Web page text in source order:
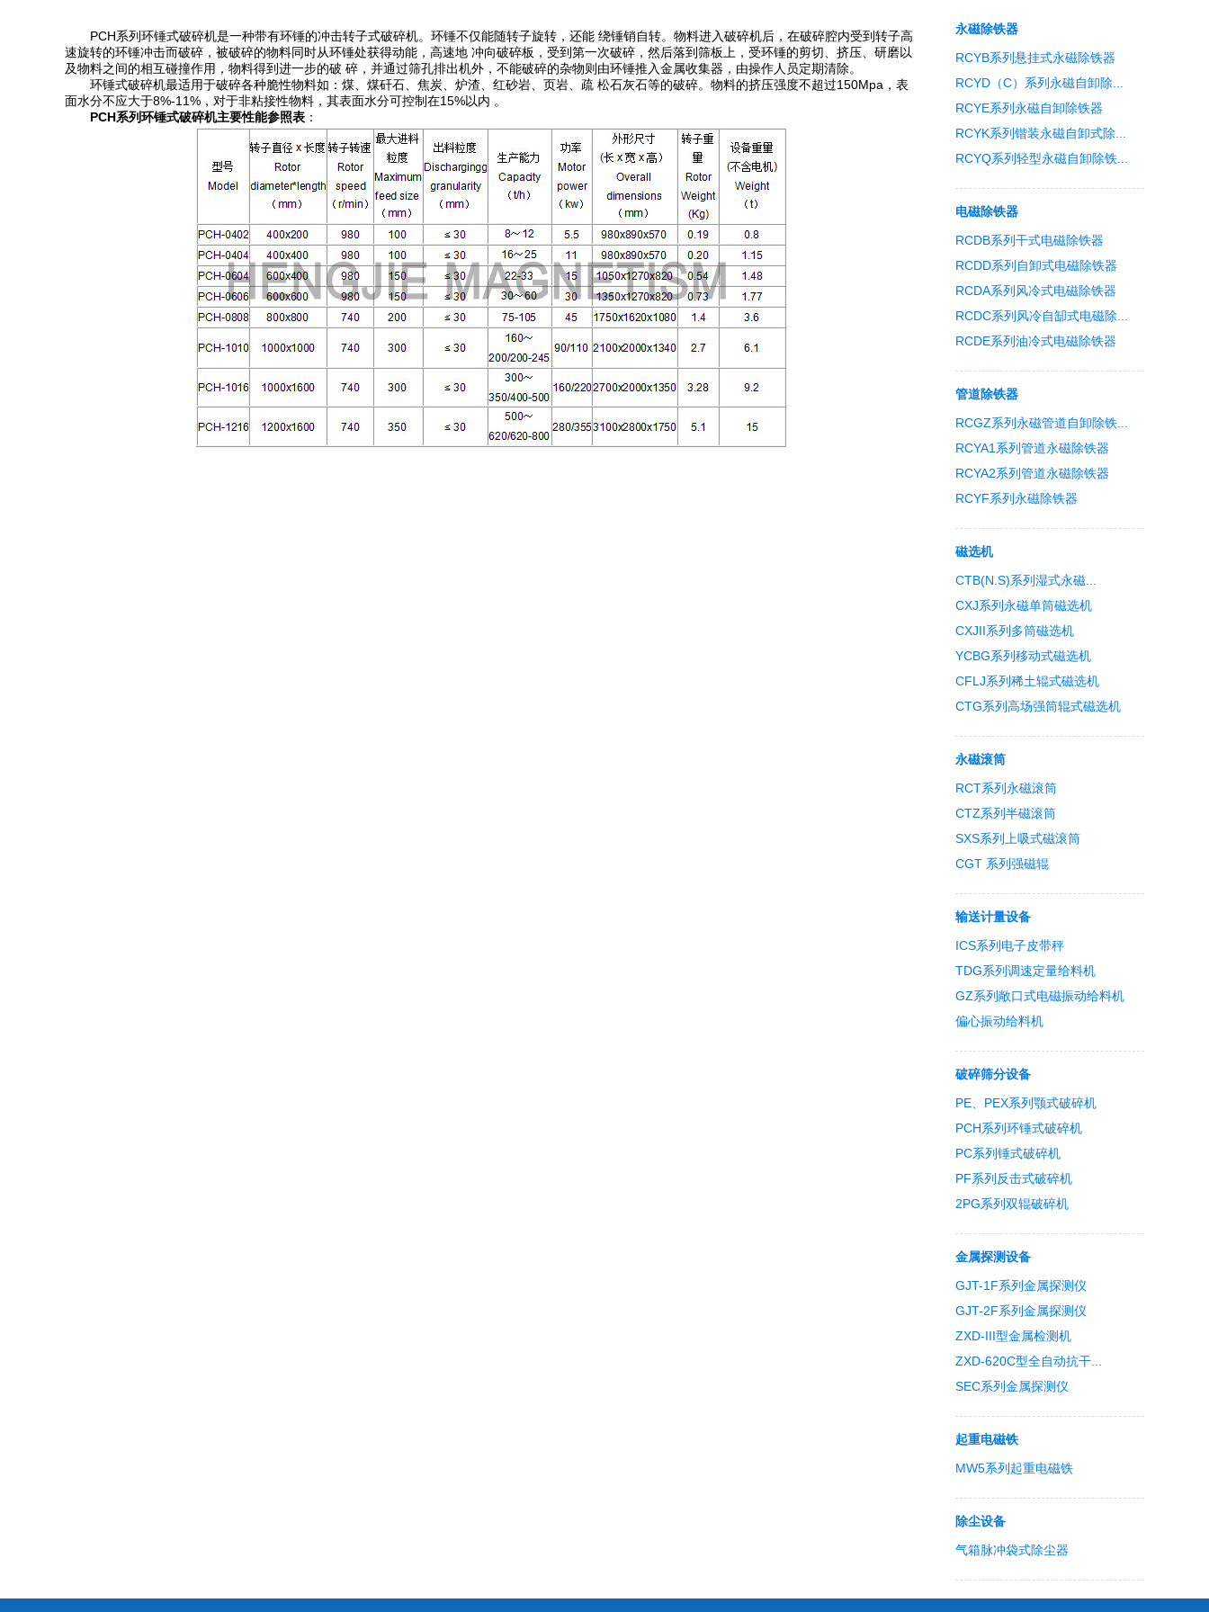
PCH系列环锤式破碎机是一种带有环锤的冲击转子式破碎机。环锤不仅能随转子旋转，还能 绕锤销自转。物料进入破碎机后，在破碎腔内受到转子高
速旋转的环锤冲击而破碎，被破碎的物料同时从环锤处获得动能，高速地 冲向破碎板，受到第一次破碎，然后落到筛板上，受环锤的剪切、挤压、研磨以
及物料之间的相互碰撞作用，物料得到进一步的破 碎，并通过筛孔排出机外，不能破碎的杂物则由环锤推入金属收集器，由操作人员定期清除。
环锤式破碎机最适用于破碎各种脆性物料如：煤、煤矸石、焦炭、炉渣、红砂岩、页岩、疏 松石灰石等的破碎。物料的挤压强度不超过150Mpa，表
面水分不应大于8%-11%，对于非粘接性物料，其表面水分可控制在15%以内 。
PCH系列环锤式破碎机主要性能参照表 ：
永磁除铁器
RCYB系列悬挂式永磁除铁器
RCYD（C）系列永磁自卸除...
RCYE系列永磁自卸除铁器
RCYK系列锴装永磁自卸式除...
RCYQ系列轻型永磁自卸除铁...
电磁除铁器
RCDB系列干式电磁除铁器
RCDD系列自卸式电磁除铁器
RCDA系列风冷式电磁除铁器
RCDC系列风冷自缷式电磁除...
RCDE系列油冷式电磁除铁器
管道除铁器
RCGZ系列永磁管道自卸除铁...
RCYA1系列管道永磁除铁器
RCYA2系列管道永磁除铁器
RCYF系列永磁除铁器
磁选机
CTB(N.S)系列湿式永磁...
CXJ系列永磁单筒磁选机
CXJII系列多筒磁选机
YCBG系列移动式磁选机
CFLJ系列稀土辊式磁选机
CTG系列高场强筒辊式磁选机
永磁滚筒
RCT系列永磁滚筒
CTZ系列半磁滚筒
SXS系列上吸式磁滚筒
CGT 系列强磁辊
输送计量设备
ICS系列电子皮带秤
TDG系列调速定量给料机
GZ系列敞口式电磁振动给料机
偏心振动给料机
破碎筛分设备
PE、PEX系列颚式破碎机
PCH系列环锤式破碎机
PC系列锤式破碎机
PF系列反击式破碎机
2PG系列双辊破碎机
金属探测设备
GJT-1F系列金属探测仪
GJT-2F系列金属探测仪
ZXD-III型金属检测机
ZXD-620C型全自动抗干...
SEC系列金属探测仪
起重电磁铁
MW5系列起重电磁铁
除尘设备
气箱脉冲袋式除尘器